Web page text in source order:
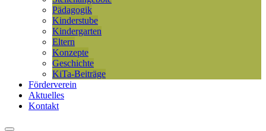
Pädagogik
Kinderstube
Kindergarten
Eltern
Konzepte
Geschichte
KiTa-Beiträge
Förderverein
Aktuelles
Kontakt